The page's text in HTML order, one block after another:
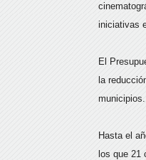
iniciativas
El
la
municipios.
Hasta el
los que 21